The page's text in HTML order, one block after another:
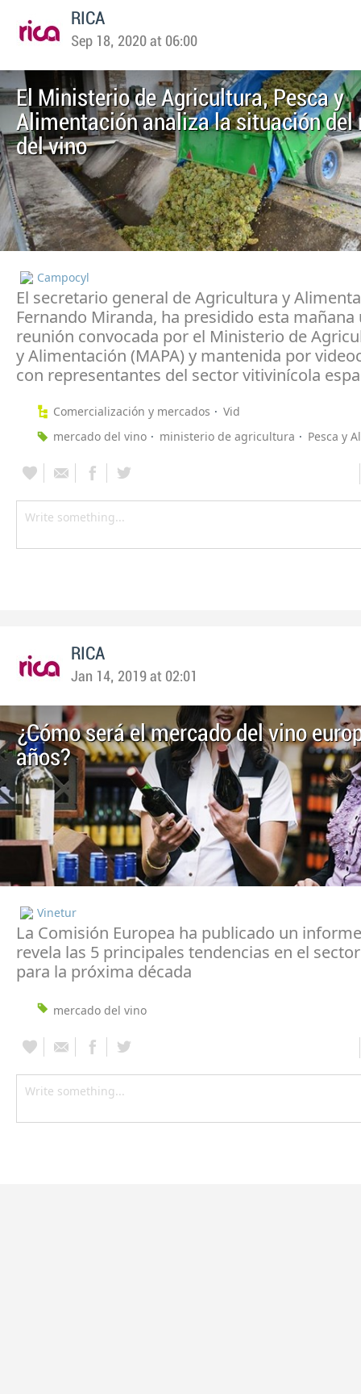
RICA
Sep 18, 2020 at 06:00
El Ministerio de Agricultura, Pesca y
Alimentación analiza la situación del
del vino
Campocyl
El secretario general de Agricultura y
Fernando Miranda, ha presidido esta mañana
reunión convocada por el Ministerio de
y Alimentación (MAPA) y mantenida por
con representantes del sector vitivinícola
Comercialización y mercados
Vid
mercado del vino
ministerio de agricultura Pesca y
RICA
Jan 14, 2019 at 02:01
¿Cómo será el mercado del vino
años?
Vinetur
La Comisión Europea ha publicado un
revela las 5 principales tendencias en el
para la próxima década
mercado del vino